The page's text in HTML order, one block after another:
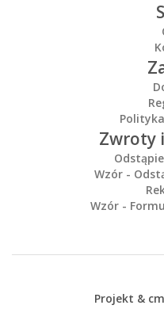
Zwroty
Wzór -
Wzór -
Projekt &